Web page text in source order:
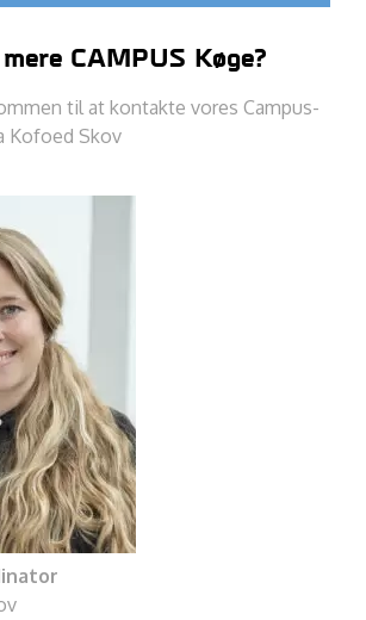
CAMPUS Køge?
til at kontakte vores Campus-
Kofoed Skov